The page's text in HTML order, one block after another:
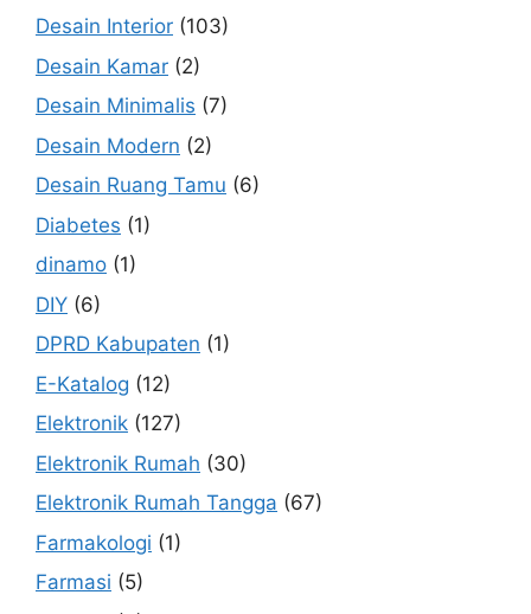
Desain Interior (103)
Desain Kamar (2)
Desain Minimalis (7)
Desain Modern (2)
Desain Ruang Tamu (6)
Diabetes (1)
dinamo (1)
DIY (6)
DPRD Kabupaten (1)
E-Katalog (12)
Elektronik (127)
Elektronik Rumah (30)
Elektronik Rumah Tangga (67)
Farmakologi (1)
Farmasi (5)